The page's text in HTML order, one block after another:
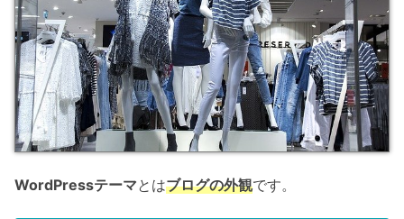
WordPressテーマとはブログの外観です。